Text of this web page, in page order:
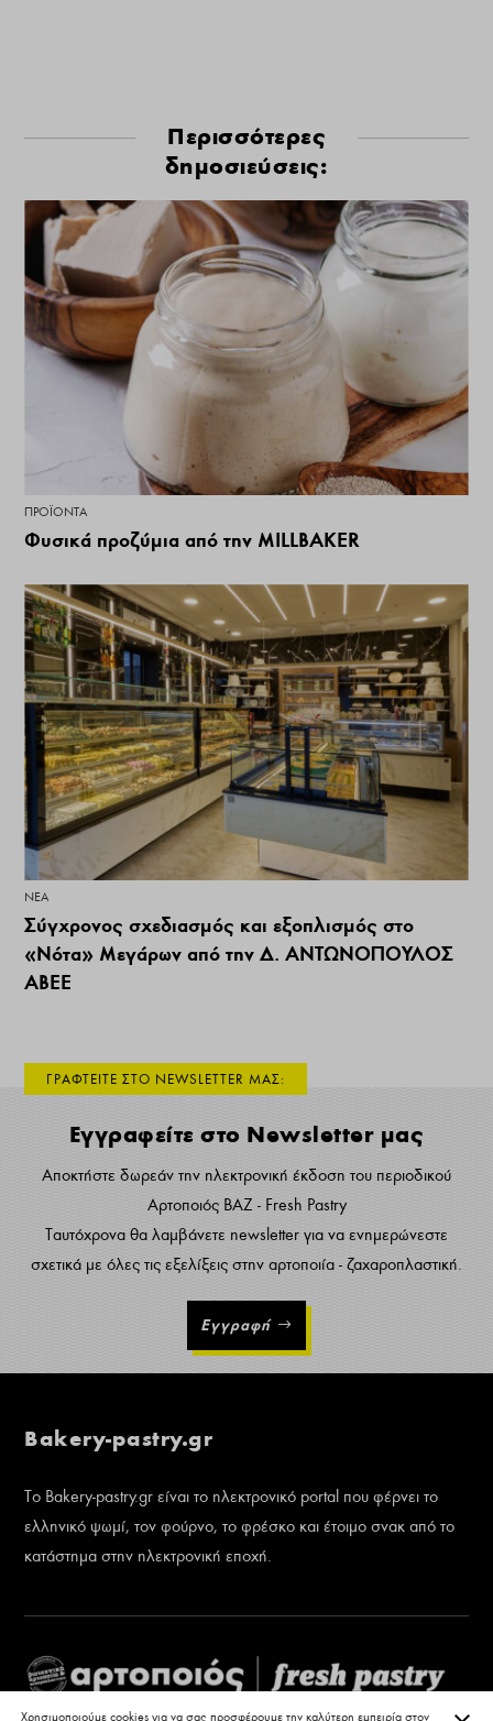
Περισσότερες
δημοσιεύσεις:
ΠΡΟΪΌΝΤΑ
Φυσικά προζύμια από την MILLBAKER
ΝΕΑ
Σύγχρονος σχεδιασμός και εξοπλισμός στο
«Νότα» Μεγάρων από την Δ. ΑΝΤΩΝΟΠΟΥΛΟΣ
ΑΒΕΕ
ΓΡΑΦΤΕΙΤΕ ΣΤΟ NEWSLETTER ΜΑΣ:
Εγγραφείτε στο Newsletter μας
Αποκτήστε δωρεάν την ηλεκτρονική έκδοση του περιοδικού
Αρτοποιός ΒΑΖ - Fresh Pastry
Ταυτόχρονα θα λαμβάνετε newsletter για να ενημερώνεστε
σχετικά με όλες τις εξελίξεις στην αρτοποιία - ζαχαροπλαστική.
Εγγραφή
Bakery-pastry.gr
Το Bakery-pastry.gr είναι το ηλεκτρονικό portal που φέρνει το
ελληνικό ψωμί, τον φούρνο, το φρέσκο και έτοιμο σνακ από το
κατάστημα στην ηλεκτρονική εποχή.
Χρησιμοποιούμε cookies για να σας προσφέρουμε την καλύτερη εμπειρία στον